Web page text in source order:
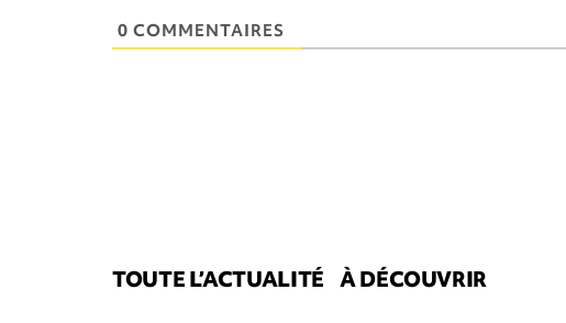
0 COMMENTAIRES
TOUTE L’ACTUALITÉ À DÉCOUVRIR